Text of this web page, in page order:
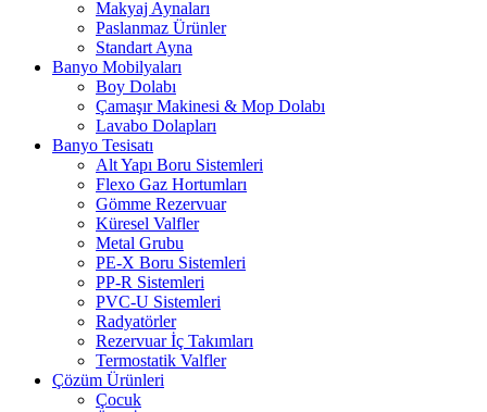
Makyaj Aynaları
Paslanmaz Ürünler
Standart Ayna
Banyo Mobilyaları
Boy Dolabı
Çamaşır Makinesi & Mop Dolabı
Lavabo Dolapları
Banyo Tesisatı
Alt Yapı Boru Sistemleri
Flexo Gaz Hortumları
Gömme Rezervuar
Küresel Valfler
Metal Grubu
PE-X Boru Sistemleri
PP-R Sistemleri
PVC-U Sistemleri
Radyatörler
Rezervuar İç Takımları
Termostatik Valfler
Çözüm Ürünleri
Çocuk